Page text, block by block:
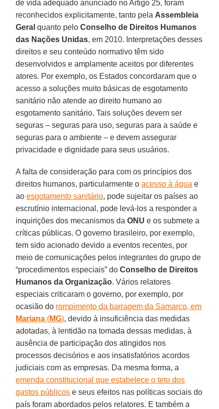
de vida adequado anunciado no Artigo 25, foram
reconhecidos explicitamente, tanto pela Assembleia
Geral quanto peloConselho de Direitos Humanos
das Nações Unidas, em 2010. Interpretações desses
direitos e seu conteúdo normativo têm sido
desenvolvidos e amplamente aceitos por diferentes
atores. Por exemplo, os Estados concordaram que o
acesso a soluções muito básicas de esgotamento
sanitário não atende ao direito humano ao
esgotamento sanitário. Tais soluções devem ser
seguras – seguras para uso, seguras para a saúde e
seguras para o ambiente – e devem assegurar
privacidade e dignidade para seus usuários.
A falta de consideração para com os princípios dos
direitos humanos, particularmente oacesso à água e
aoesgotamento sanitário, pode sujeitar os países ao
escrutínio internacional, pode levá-los a responder a
inquirições dos mecanismos daONU e os submete a
críticas públicas. O governo brasileiro, por exemplo,
tem sido acionado devido a eventos recentes, por
meio de comunicações pelos integrantes do grupo de
“procedimentos especiais” doConselho de Direitos
Humanos da Organização. Vários relatores
especiais criticaram o governo, por exemplo, por
ocasião do rompimento da barragem da Samarco, em
Mariana (MG), devido à insuficiência das medidas
adotadas, à lentidão na tomada dessas medidas, à
ausência de participação dos atingidos nos
processos decisórios e aos insatisfatórios acordos
judiciais com as empresas. Da mesma forma, a
emenda constitucional que estabelece o teto dos
gastos públicos e seus efeitos nas políticas sociais do
país foram abordados pelos relatores. E também a